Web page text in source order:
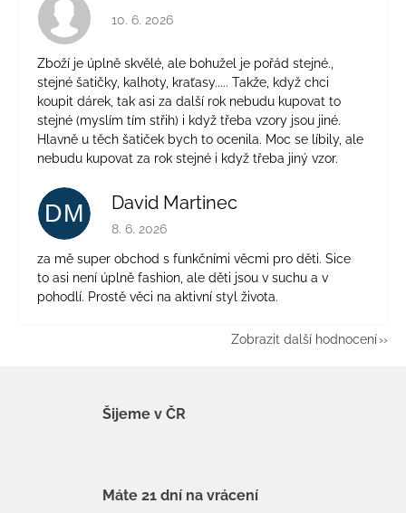
Hodnocení obchodu je 4 z 5 hvězdiček.
10. 6. 2026
Zboží je úplně skvělé, ale bohužel je pořád stejné.,
stejné šatičky, kalhoty, kraťasy..... Takže, když chci
koupit dárek, tak asi za další rok nebudu kupovat to
stejné (myslím tím střih) i když třeba vzory jsou jiné.
Hlavně u těch šatiček bych to ocenila. Moc se líbily, ale
nebudu kupovat za rok stejné i když třeba jiný vzor.
DM David Martinec
Hodnocení obchodu je 5 z 5 hvězdiček.
8. 6. 2026
za mě super obchod s funkčními věcmi pro děti. Sice
to asi není úplně fashion, ale děti jsou v suchu a v
pohodlí. Prostě věci na aktivní styl života.
Zobrazit další hodnocení
Šijeme v ČR
Máte 21 dní na vrácení